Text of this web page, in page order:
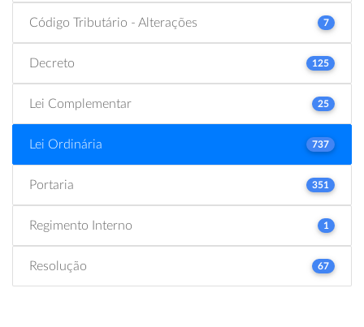
Código Tributário - Alterações 7
Decreto 125
Lei Complementar 25
Lei Ordinária 737
Portaria 351
Regimento Interno 1
Resolução 67